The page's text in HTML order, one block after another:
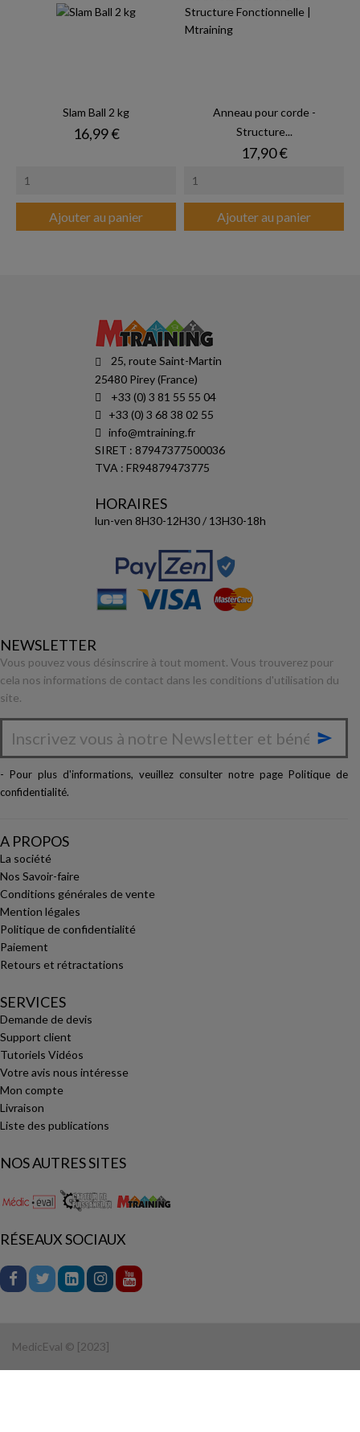
Slam Ball 2 kg
Prix
16,99 €
Ajouter au panier
Anneau pour corde -
Structure...
Prix
17,90 €
Ajouter au panier
25, route Saint-Martin
25480 Pirey (France)
+33 (0) 3 81 55 55 04
+33 (0) 3 68 38 02 55
info@mtraining.fr
SIRET : 87947377500036
TVA : FR94879473775
HORAIRES
lun-ven 8H30-12H30 / 13H30-18h
NEWSLETTER
Vous pouvez vous désinscrire à tout moment. Vous trouverez pour
cela nos informations de contact dans les conditions d'utilisation du
site.

- Pour plus d'informations, veuillez consulter notre page Politique de
confidentialité.
A PROPOS
La société
Nos Savoir-faire
Conditions générales de vente
Mention légales
Politique de confidentialité
Paiement
Retours et rétractations
SERVICES
Demande de devis
Support client
Tutoriels Vidéos
Votre avis nous intéresse
Mon compte
Livraison
Liste des publications
NOS AUTRES SITES
RÉSEAUX SOCIAUX
MedicEval © [2023]